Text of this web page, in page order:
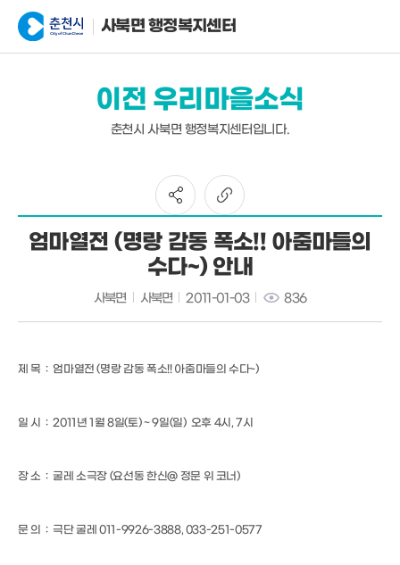
사북면 행정복지센터
이전 우리마을소식
춘천시 사북면 행정복지센터입니다.
엄마열전 (명랑 감동 폭소!! 아줌마들의
수다~) 안내
사북면 사북면 2011-01-03 836
제 목 : 엄마열전 (명랑 감동 폭소!! 아줌마들의 수다~)
일 시 : 2011년 1월 8일(토) ~ 9일(일) 오후 4시, 7시
장 소 : 굴레 소극장 (요선동 한신@ 정문 위 코너)
문 의 : 극단 굴레 011-9926-3888, 033-251-0577